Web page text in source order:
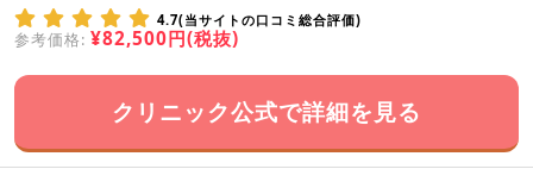
4.7(当サイトの口コミ総合評価)
参考価格: ¥82,500円(税抜)
クリニック公式で詳細を見る